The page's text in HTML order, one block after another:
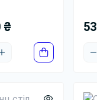
кабель-
ногам.
вибір, важливо
₴